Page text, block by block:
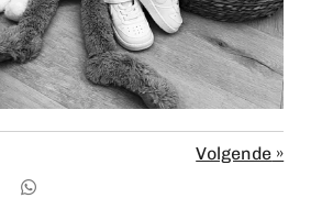
Volgende »
D